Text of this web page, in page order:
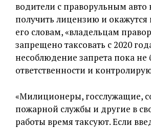
водители с праворульным авто
получить лицензию и окажутся
его словам, «владельцам
запрещено таксовать с 2020
несоблюдение запрета пока не
ответственности и
«Милиционеры, госслужащие,
пожарной службы и другие в
работы время таксуют. Если